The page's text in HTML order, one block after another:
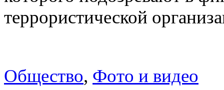
террористической
Общество, Фото и видео